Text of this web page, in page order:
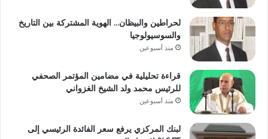
لحراطين والبيظان… الهوية المشتركة بين التاريخ
والسوسيولوجيا
منذ أسبوعين
قراءة تحليلية في مضامين المؤتمر الصحفي
للرئيس محمد ولد الشيخ الغزواني
منذ أسبوعين
لبنك المركزي يرفع سعر الفائدة الرئيسي إلى